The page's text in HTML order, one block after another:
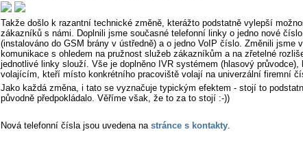
Takže došlo k razantní technické změně, kterážto podstatně vylepší
zákazníků s námi. Doplnili jsme současné telefonní linky o jedno nové
(instalováno do GSM brány v ústředně) a o jedno VoIP číslo. Změnili jsme
komunikace s ohledem na pružnost služeb zákazníkům a na zřetelné
jednotlivé linky slouží. Vše je doplněno IVR systémem (hlasový průvodce),
volajícím, kteří místo konkrétního pracoviště volají na univerzální firemní
Jako každá změna, i tato se vyznačuje typickým efektem - stojí to
původně předpokládalo. Věříme však, že to za to stojí :-))
Nová telefonní čísla jsou uvedena na stránce s kontakty